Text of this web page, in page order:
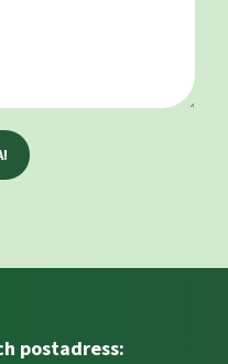
postadress: